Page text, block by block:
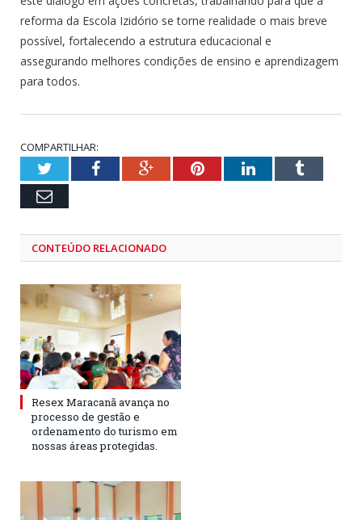
reforma da Escola Izidório se torne realidade o mais breve
possível, fortalecendo a estrutura educacional e
assegurando melhores condições de ensino e aprendizagem
para todos.
COMPARTILHAR:
TwitterFacebookGoogle+PinterestLinkedInTumblr
Email
CONTEÚDO RELACIONADO
Resex Maracanã avança no
processo de gestão e
ordenamento do turismo em
nossas áreas protegidas.